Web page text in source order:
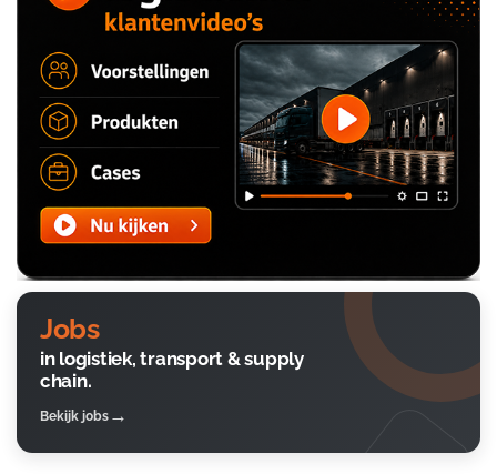
Jobs
in logistiek, transport & supply
chain.
Bekijk jobs